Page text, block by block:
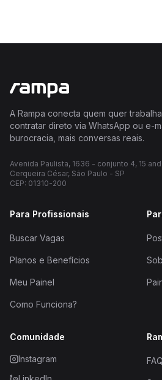
A Rampa conecta quem quer
contratar direto via WhatsApp ou e-
burocracia, mais conversas reais.
Avenida Paulista, 1636 - conjunto 4, 15
Cerqueira César, São Paulo - SP
CEP: 01310-200
Para Profissionais
Buscar Vagas
Planos e Benefícios
Meu Painel
Como Funciona?
Comunidade
Instagram
FAQ